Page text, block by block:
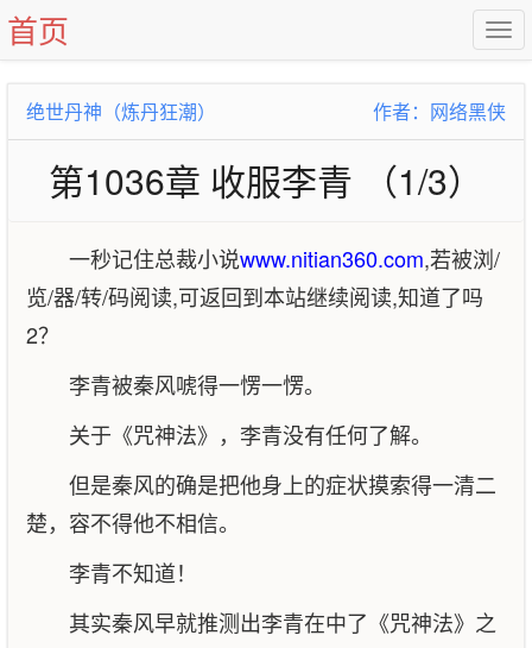
首页
绝世丹神（炼丹狂潮） 作者：网络黑侠
第1036章 收服李青 （1/3）
一秒记住总裁小说www.nitian360.com,若被浏/
览/器/转/码阅读,可返回到本站继续阅读,知道了吗
2？
李青被秦风唬得一愣一愣。
关于《咒神法》，李青没有任何了解。
但是秦风的确是把他身上的症状摸索得一清二
楚，容不得他不相信。
李青不知道！
其实秦风早就推测出李青在中了《咒神法》之